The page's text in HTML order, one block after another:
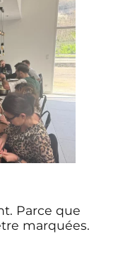
Parce que
marquées.